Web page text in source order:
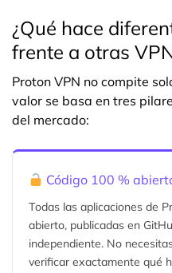
¿Qué hace
frente a otras
Proton VPN no compite
valor se basa en tres
del mercado:
Código 100 %
Todas las aplicaciones de
abierto, publicadas en
independiente. No
verificar exactamente qué